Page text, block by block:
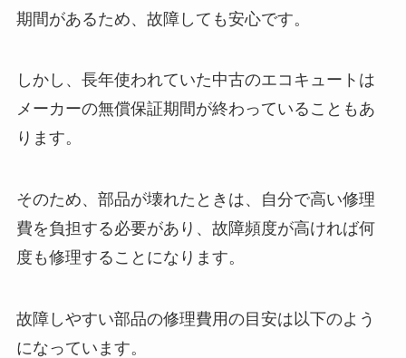
期間があるため、故障しても安心です。
しかし、長年使われていた中古のエコキュートは
メーカーの無償保証期間が終わっていることもあ
ります。
そのため、部品が壊れたときは、自分で高い修理
費を負担する必要があり、故障頻度が高ければ何
度も修理することになります。
故障しやすい部品の修理費用の目安は以下のよう
になっています。